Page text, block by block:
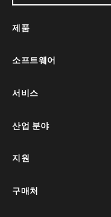
제품
소프트웨어
서비스
산업 분야
지원
구매처